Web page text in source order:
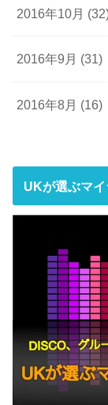
2016年10月
2016年9月 (31)
2016年8月 (16)
UKが選ぶマ